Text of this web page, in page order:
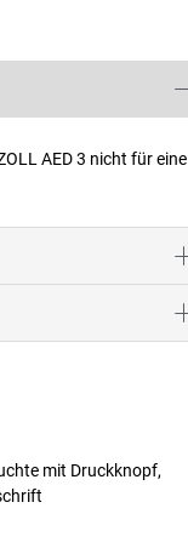
AED 3 nicht für eine